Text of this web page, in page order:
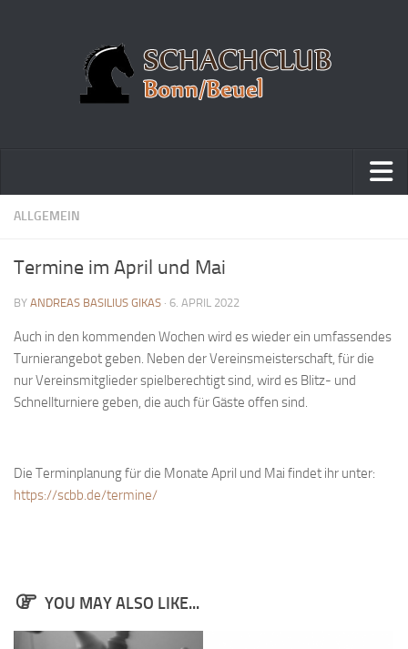
Home
Vereinsmeisterschaft
Vereinspokalturnier
Vereinsschnellschachmeisterschaft
Blitzturnierserie
Schnellturnierserie
Bonner Schnellschachturniere
3. Mannschaft
4. Mannschaft
ALLGEMEIN
Termine im April und Mai
BY ANDREAS BASILIUS GIKAS · 6. APRIL 2022
Auch in den kommenden Wochen wird es wieder ein umfassendes
Turnierangebot geben. Neben der Vereinsmeisterschaft, für die
nur Vereinsmitglieder spielberechtigt sind, wird es Blitz- und
Schnellturniere geben, die auch für Gäste offen sind.
Die Terminplanung für die Monate April und Mai findet ihr unter:
https://scbb.de/termine/
YOU MAY ALSO LIKE...